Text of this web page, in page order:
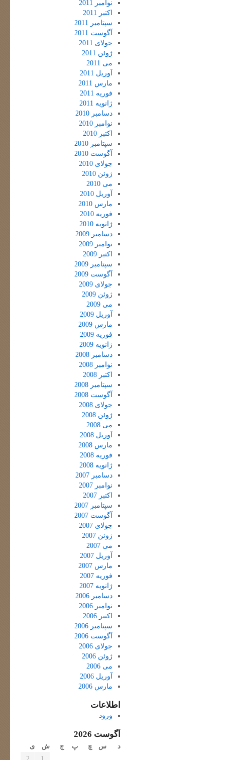
نوامبر 2011
اکتبر 2011
سپتامبر 2011
آگوست 2011
جولای 2011
ژوئن 2011
می 2011
آوریل 2011
مارس 2011
فوریه 2011
ژانویه 2011
دسامبر 2010
نوامبر 2010
اکتبر 2010
سپتامبر 2010
آگوست 2010
جولای 2010
ژوئن 2010
می 2010
آوریل 2010
مارس 2010
فوریه 2010
ژانویه 2010
دسامبر 2009
نوامبر 2009
اکتبر 2009
سپتامبر 2009
آگوست 2009
جولای 2009
ژوئن 2009
می 2009
آوریل 2009
مارس 2009
فوریه 2009
ژانویه 2009
دسامبر 2008
نوامبر 2008
اکتبر 2008
سپتامبر 2008
آگوست 2008
جولای 2008
ژوئن 2008
می 2008
آوریل 2008
مارس 2008
فوریه 2008
ژانویه 2008
دسامبر 2007
نوامبر 2007
اکتبر 2007
سپتامبر 2007
آگوست 2007
جولای 2007
ژوئن 2007
می 2007
آوریل 2007
مارس 2007
فوریه 2007
ژانویه 2007
دسامبر 2006
نوامبر 2006
اکتبر 2006
سپتامبر 2006
آگوست 2006
جولای 2006
ژوئن 2006
می 2006
آوریل 2006
مارس 2006
اطلاعات
ورود
آگوست 2026
د س چ پ ج ش ی